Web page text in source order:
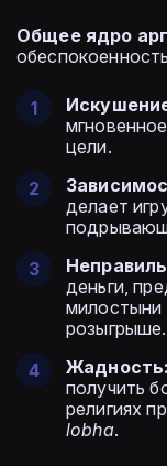
Общее ядро
цели.
делает
деньги,
милостыни
розыгрыше.
Жадность:
получить
религиях
lobha.